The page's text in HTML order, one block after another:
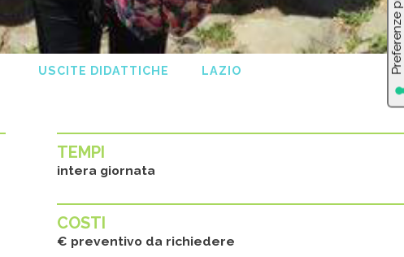
USCITE DIDATTICHE LAZIO
TEMPI
intera giornata
COSTI
€ preventivo da richiedere